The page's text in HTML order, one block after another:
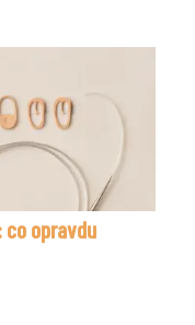
opravdu